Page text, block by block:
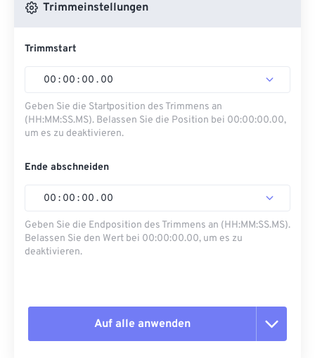
Trimmeinstellungen
Trimmstart
00 : 00 : 00 . 00
Geben Sie die Startposition des Trimmens an
(HH:MM:SS.MS). Belassen Sie die Position bei 00:00:00.00,
um es zu deaktivieren.
Ende abschneiden
00 : 00 : 00 . 00
Geben Sie die Endposition des Trimmens an (HH:MM:SS.MS).
Belassen Sie den Wert bei 00:00:00.00, um es zu
deaktivieren.
Auf alle anwenden